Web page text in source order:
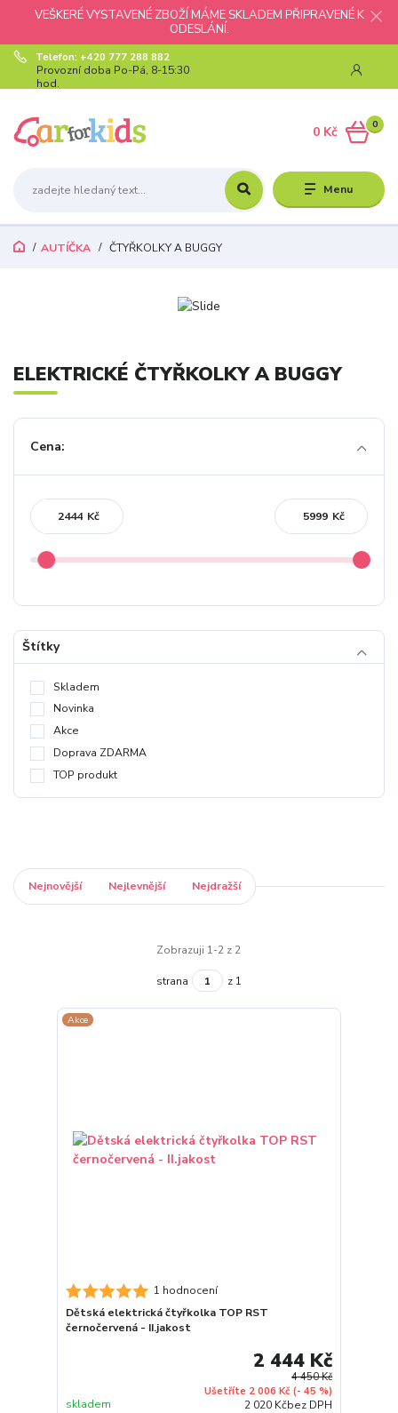
VEŠKERÉ VYSTAVENÉ ZBOŽÍ MÁME SKLADEM PŘIPRAVENÉ K
ODESLÁNÍ.
Menu
Telefon: +420 777 288 882
Provozní doba Po-Pá, 8-15:30
hod.
0
0 Kč
AUTÍČKA ČTYŘKOLKY A BUGGY
ELEKTRICKÉ ČTYŘKOLKY A BUGGY
Cena:
Kč Kč
Štítky
Skladem
Novinka
Akce
Doprava ZDARMA
TOP produkt
Nejnovější Nejlevnější Nejdražší
Zobrazuji 1-2 z 2
strana z 1
Akce
1 hodnocení
Dětská elektrická čtyřkolka TOP RST
černočervená - II.jakost
4 450 Kč
Ušetříte 2 006 Kč (- 45 %)
2 444 Kč
2 020 Kčbez DPH
skladem